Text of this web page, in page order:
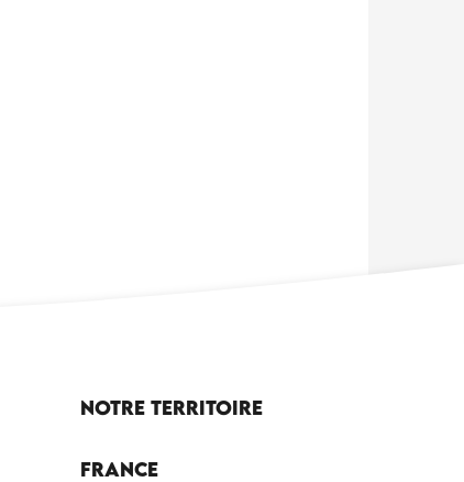
Notre territoire
France